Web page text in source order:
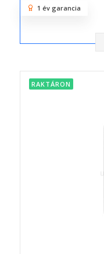
1 év garancia
RAKTÁRON